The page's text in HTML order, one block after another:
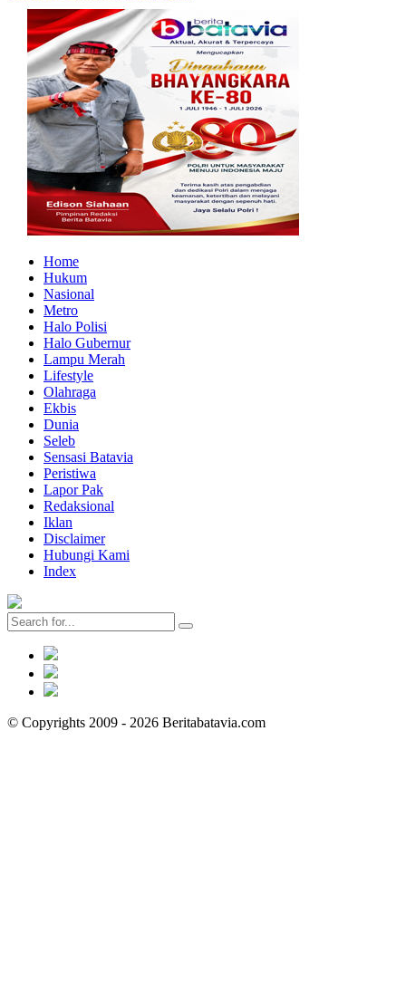
Home
Hukum
Nasional
Metro
Halo Polisi
Halo Gubernur
Lampu Merah
Lifestyle
Olahraga
Ekbis
Dunia
Seleb
Sensasi Batavia
Peristiwa
Lapor Pak
Redaksional
Iklan
Disclaimer
Hubungi Kami
Index
© Copyrights 2009 - 2026 Beritabatavia.com